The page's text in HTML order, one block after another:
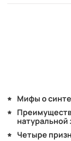
Мифы о
Четыре